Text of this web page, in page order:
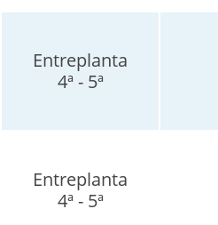
Entreplanta
4ª - 5ª
Entreplanta
4ª - 5ª